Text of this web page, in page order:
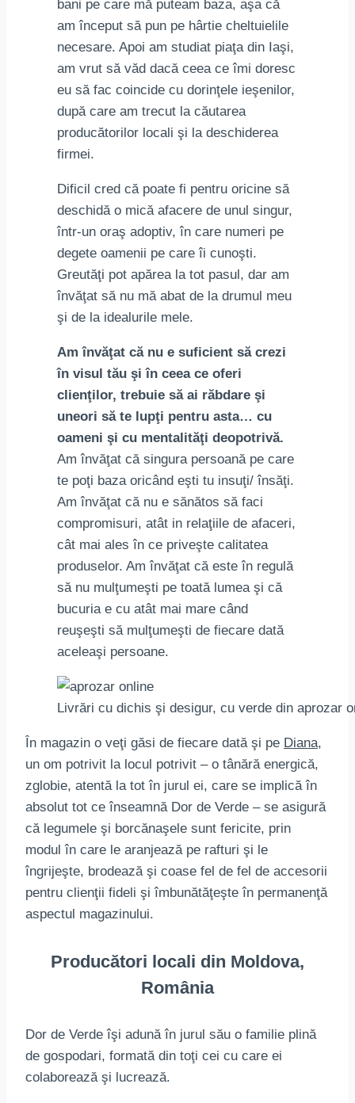
bani pe care mă puteam baza, aşa că
am început să pun pe hârtie cheltuielile
necesare. Apoi am studiat piaţa din Iaşi,
am vrut să văd dacă ceea ce îmi doresc
eu să fac coincide cu dorinţele ieşenilor,
după care am trecut la căutarea
producătorilor locali şi la deschiderea
firmei.
Dificil cred că poate fi pentru oricine să
deschidă o mică afacere de unul singur,
într-un oraş adoptiv, în care numeri pe
degete oamenii pe care îi cunoşti.
Greutăţi pot apărea la tot pasul, dar am
învăţat să nu mă abat de la drumul meu
şi de la idealurile mele.
Am învăţat că nu e suficient să crezi
în visul tău şi în ceea ce oferi
clienţilor, trebuie să ai răbdare şi
uneori să te lupţi pentru asta… cu
oameni şi cu mentalităţi deopotrivă.
Am învăţat că singura persoană pe care
te poţi baza oricând eşti tu insuţi/ însăţi.
Am învăţat că nu e sănătos să faci
compromisuri, atât in relaţiile de afaceri,
cât mai ales în ce priveşte calitatea
produselor. Am învăţat că este în regulă
să nu mulţumeşti pe toată lumea şi că
bucuria e cu atât mai mare când
reuşeşti să mulţumeşti de fiecare dată
aceleaşi persoane.
Livrări cu dichis şi desigur, cu verde din aprozar
În magazin o veţi găsi de fiecare dată şi pe Diana,
un om potrivit la locul potrivit – o tânără energică,
zglobie, atentă la tot în jurul ei, care se implică în
absolut tot ce înseamnă Dor de Verde – se asigură
că legumele şi borcănaşele sunt fericite, prin
modul în care le aranjează pe rafturi şi le
îngrijeşte, brodează şi coase fel de fel de accesorii
pentru clienţii fideli şi îmbunătăţeşte în permanenţă
aspectul magazinului.
Producători locali din Moldova,
România
Dor de Verde îşi adună în jurul său o familie plină
de gospodari, formată din toţi cei cu care ei
colaborează şi lucrează.